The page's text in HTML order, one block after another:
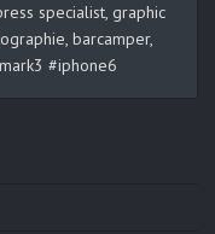
specialist, graphic
barcamper,
#iphone6